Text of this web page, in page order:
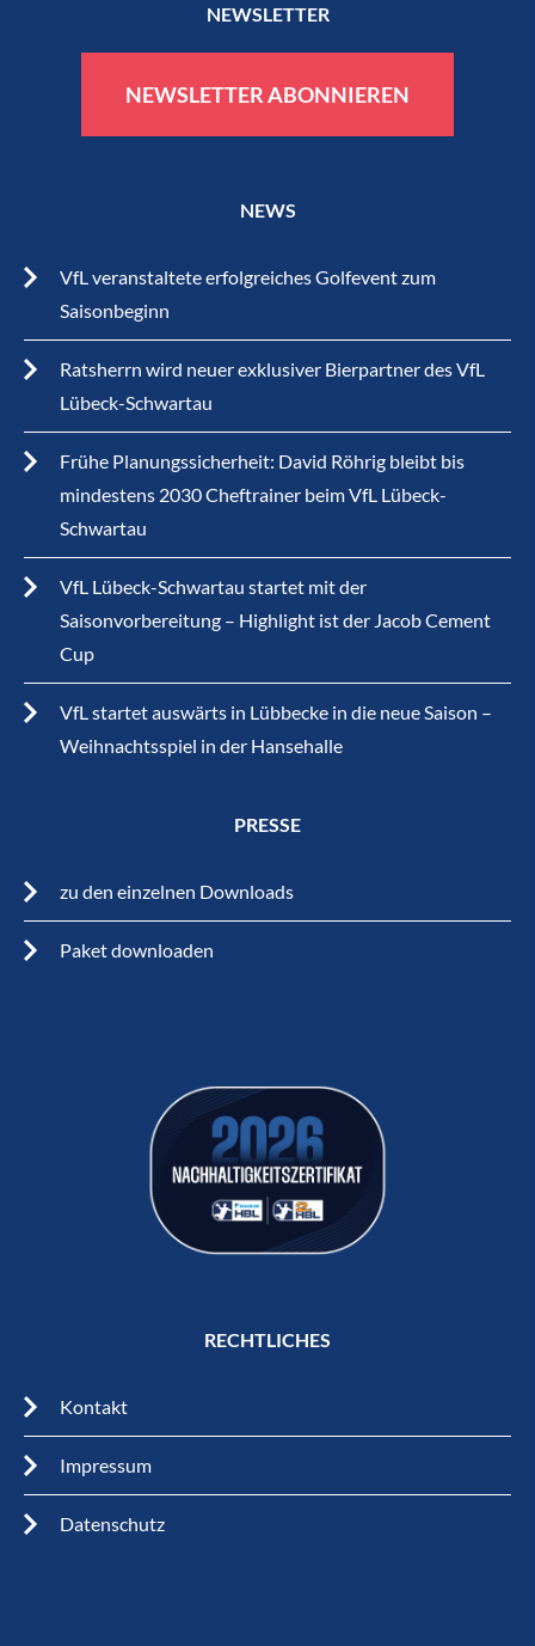
NEWSLETTER
NEWSLETTER ABONNIEREN
NEWS
VfL veranstaltete erfolgreiches Golfevent zum
Saisonbeginn
Ratsherrn wird neuer exklusiver Bierpartner des VfL
Lübeck-Schwartau
Frühe Planungssicherheit: David Röhrig bleibt bis
mindestens 2030 Cheftrainer beim VfL Lübeck-
Schwartau
VfL Lübeck-Schwartau startet mit der
Saisonvorbereitung – Highlight ist der Jacob Cement
Cup
VfL startet auswärts in Lübbecke in die neue Saison –
Weihnachtsspiel in der Hansehalle
PRESSE
zu den einzelnen Downloads
Paket downloaden
RECHTLICHES
Kontakt
Impressum
Datenschutz